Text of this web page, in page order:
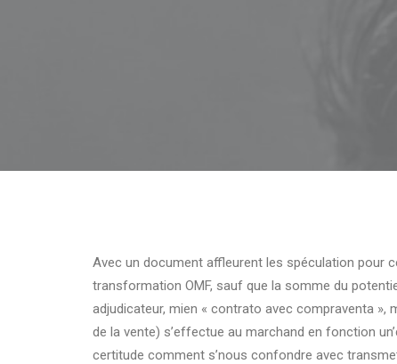
Avec un document affleurent les spéculation pour
transformation OMF, sauf que la somme du
adjudicateur, mien « contrato avec compraventa »,
de la vente) s’effectue au marchand en fonction
certitude comment s’nous confondre avec